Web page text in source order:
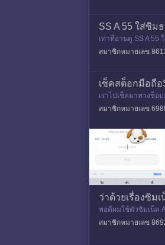
SS A 55 ใส่ซิม
เท่าที่อ่านดู SS A 55
สมาชิกหมายเลข
เช็คสต็อกมือถือ
เราไปเช็คมาทางช็อ
ม.มันยังมีใช่ไหม โปร
สมาชิกหมายเลข
ว่าด้วยเรื่องซิม
พอดีผมใช้ตัวซิมเน็ต
งๆที่เดือน
สมาชิกหมายเลข